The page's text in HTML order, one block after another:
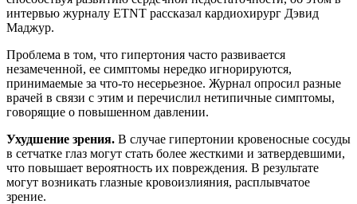
интервью журналу ETNT рассказал кардиохирург Дэвид
Маджур.
Проблема в том, что гипертония часто развивается
незамеченной, ее симптомы нередко игнорируются,
принимаемые за что-то несерьезное. Журнал опросил разные
врачей в связи с этим и перечислил нетипичные симптомы,
говорящие о повышенном давлении.
Ухудшение зрения. В случае гипертонии кровеносные сосуды
в сетчатке глаз могут стать более жесткими и затвердевшими,
что повышает вероятность их повреждения. В результате
могут возникать глазные кровоизлияния, расплывчатое
зрение.